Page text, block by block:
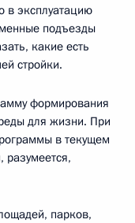
в эксплуатацию
подъезды
какие есть
стройки.
формирования
для жизни. При
в текущем
разумеется,
парков,